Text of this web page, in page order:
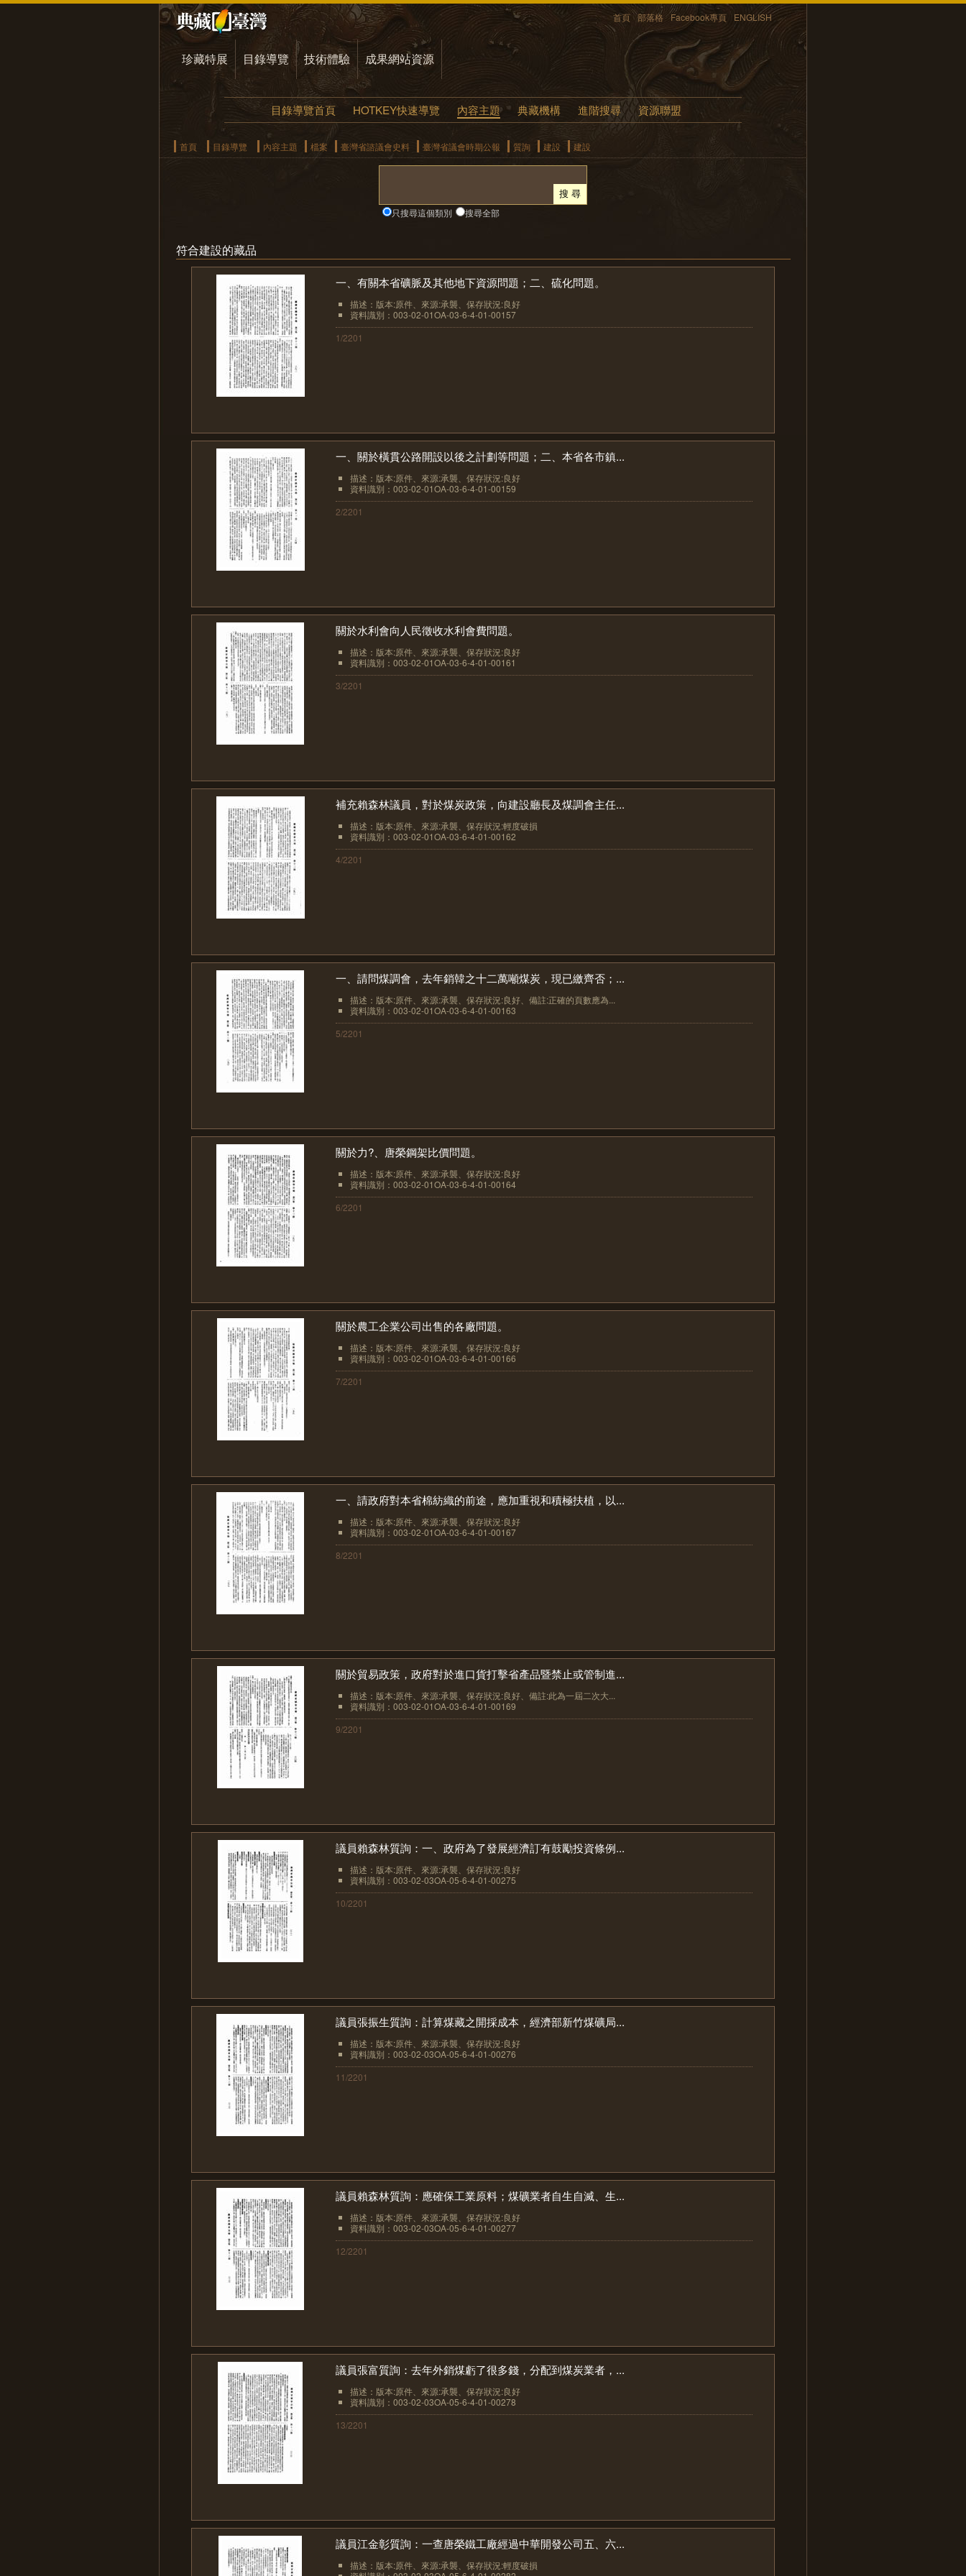
首頁 部落格 Facebook專頁 ENGLISH
珍藏特展 目錄導覽 技術體驗 成果網站資源
目錄導覽首頁 HOTKEY快速導覽 內容主題 典藏機構 進階搜尋 資源聯盟
首頁 目錄導覽 內容主題 檔案 臺灣省諮議會史料 臺灣省議會時期公報 質詢 建設 建設
只搜尋這個類別 搜尋全部
符合建設的藏品
一、有關本省礦脈及其他地下資源問題；二、硫化問題。
描述：版本:原件、來源:承襲、保存狀況:良好
資料識別：003-02-01OA-03-6-4-01-00157
1/2201
一、關於橫貫公路開設以後之計劃等問題；二、本省各市鎮...
描述：版本:原件、來源:承襲、保存狀況:良好
資料識別：003-02-01OA-03-6-4-01-00159
2/2201
關於水利會向人民徵收水利會費問題。
描述：版本:原件、來源:承襲、保存狀況:良好
資料識別：003-02-01OA-03-6-4-01-00161
3/2201
補充賴森林議員，對於煤炭政策，向建設廳長及煤調會主任...
描述：版本:原件、來源:承襲、保存狀況:輕度破損
資料識別：003-02-01OA-03-6-4-01-00162
4/2201
一、請問煤調會，去年銷韓之十二萬噸煤炭，現已繳齊否；...
描述：版本:原件、來源:承襲、保存狀況:良好、備註:正確的頁數應為...
資料識別：003-02-01OA-03-6-4-01-00163
5/2201
關於力?、唐榮鋼架比價問題。
描述：版本:原件、來源:承襲、保存狀況:良好
資料識別：003-02-01OA-03-6-4-01-00164
6/2201
關於農工企業公司出售的各廠問題。
描述：版本:原件、來源:承襲、保存狀況:良好
資料識別：003-02-01OA-03-6-4-01-00166
7/2201
一、請政府對本省棉紡織的前途，應加重視和積極扶植，以...
描述：版本:原件、來源:承襲、保存狀況:良好
資料識別：003-02-01OA-03-6-4-01-00167
8/2201
關於貿易政策，政府對於進口貨打擊省產品暨禁止或管制進...
描述：版本:原件、來源:承襲、保存狀況:良好、備註:此為一屆二次大...
資料識別：003-02-01OA-03-6-4-01-00169
9/2201
議員賴森林質詢：一、政府為了發展經濟訂有鼓勵投資條例...
描述：版本:原件、來源:承襲、保存狀況:良好
資料識別：003-02-03OA-05-6-4-01-00275
10/2201
議員張振生質詢：計算煤藏之開採成本，經濟部新竹煤礦局...
描述：版本:原件、來源:承襲、保存狀況:良好
資料識別：003-02-03OA-05-6-4-01-00276
11/2201
議員賴森林質詢：應確保工業原料；煤礦業者自生自滅、生...
描述：版本:原件、來源:承襲、保存狀況:良好
資料識別：003-02-03OA-05-6-4-01-00277
12/2201
議員張富質詢：去年外銷煤虧了很多錢，分配到煤炭業者，...
描述：版本:原件、來源:承襲、保存狀況:良好
資料識別：003-02-03OA-05-6-4-01-00278
13/2201
議員江金彰質詢：一查唐榮鐵工廠經過中華開發公司五、六...
描述：版本:原件、來源:承襲、保存狀況:輕度破損